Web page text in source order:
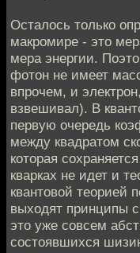
Осталось только
макромире - это
мера энергии.
фотон не имеет
впрочем, и
взвешивал). В
первую очередь
между квадратом
которая
кварках не идет и
квантовой теорией
выходят принципы
это уже совсем
состоявшихся